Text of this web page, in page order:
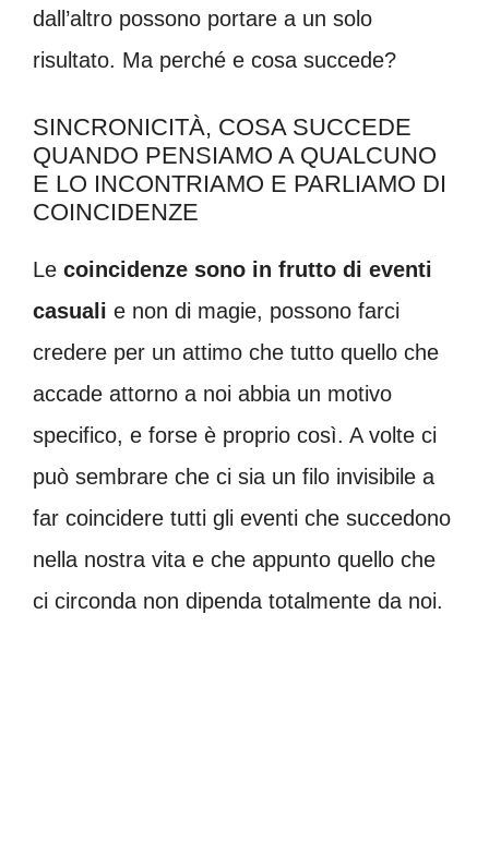
dall’altro possono portare a un solo
risultato. Ma perché e cosa succede?
SINCRONICITÀ, COSA SUCCEDE
QUANDO PENSIAMO A QUALCUNO
E LO INCONTRIAMO E PARLIAMO DI
COINCIDENZE
Le coincidenze sono in frutto di eventi
casuali e non di magie, possono farci
credere per un attimo che tutto quello che
accade attorno a noi abbia un motivo
specifico, e forse è proprio così. A volte ci
può sembrare che ci sia un filo invisibile a
far coincidere tutti gli eventi che succedono
nella nostra vita e che appunto quello che
ci circonda non dipenda totalmente da noi.